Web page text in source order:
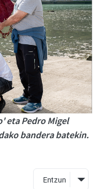
eta Pedro Migel
bandera batekin.
Entzun